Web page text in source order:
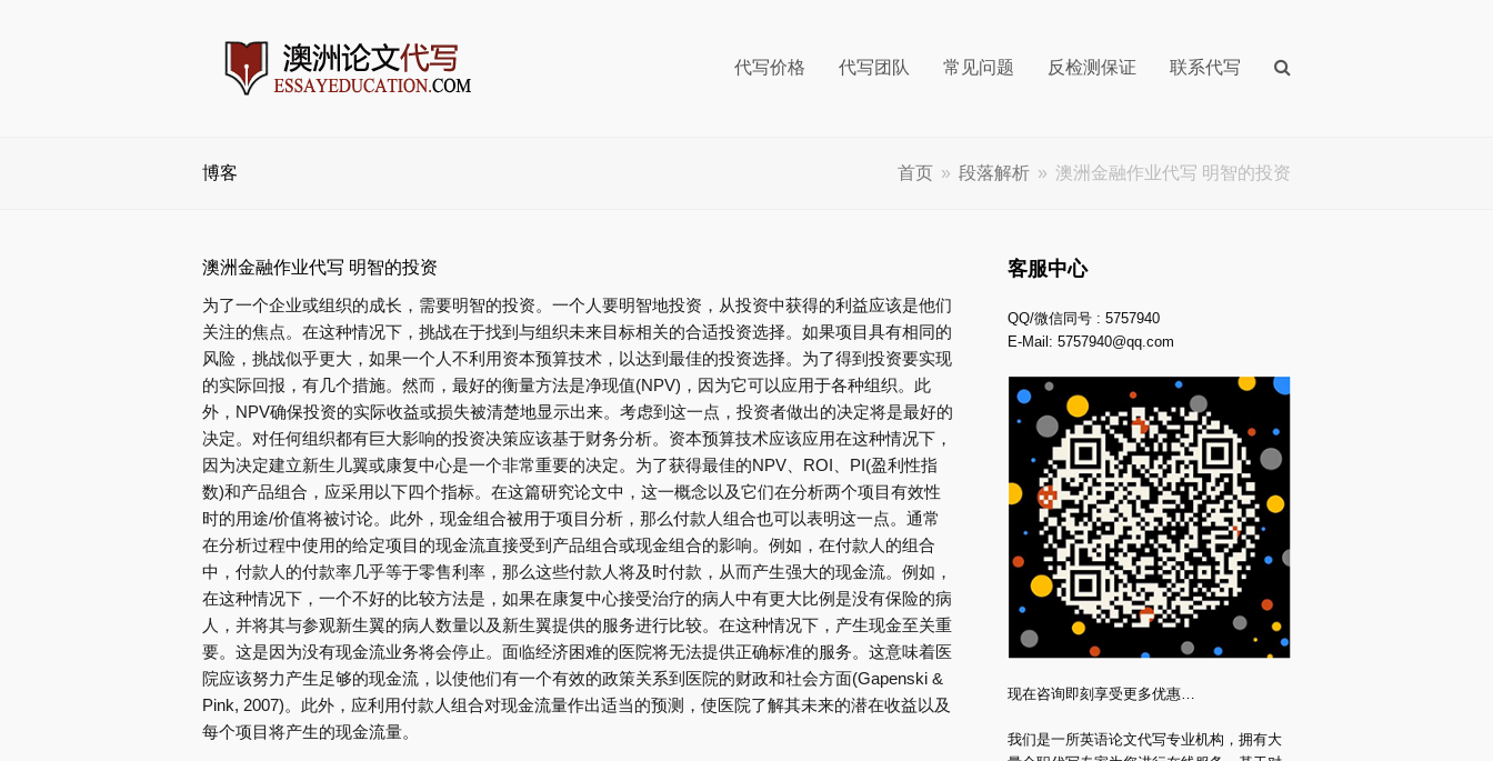
代写价格 代写团队 常见问题 反检测保证 联系代写
博客 首页 » 段落解析 » 澳洲金融作业代写 明智的投资
澳洲金融作业代写 明智的投资
为了一个企业或组织的成长，需要明智的投资。一个人要明智地投资，从投资中获得的利益应该是他们
关注的焦点。在这种情况下，挑战在于找到与组织未来目标相关的合适投资选择。如果项目具有相同的
风险，挑战似乎更大，如果一个人不利用资本预算技术，以达到最佳的投资选择。为了得到投资要实现
的实际回报，有几个措施。然而，最好的衡量方法是净现值(NPV)，因为它可以应用于各种组织。此
外，NPV确保投资的实际收益或损失被清楚地显示出来。考虑到这一点，投资者做出的决定将是最好的
决定。对任何组织都有巨大影响的投资决策应该基于财务分析。资本预算技术应该应用在这种情况下，
因为决定建立新生儿翼或康复中心是一个非常重要的决定。为了获得最佳的NPV、ROI、PI(盈利性指
数)和产品组合，应采用以下四个指标。在这篇研究论文中，这一概念以及它们在分析两个项目有效性
时的用途/价值将被讨论。此外，现金组合被用于项目分析，那么付款人组合也可以表明这一点。通常
在分析过程中使用的给定项目的现金流直接受到产品组合或现金组合的影响。例如，在付款人的组合
中，付款人的付款率几乎等于零售利率，那么这些付款人将及时付款，从而产生强大的现金流。例如，
在这种情况下，一个不好的比较方法是，如果在康复中心接受治疗的病人中有更大比例是没有保险的病
人，并将其与参观新生翼的病人数量以及新生翼提供的服务进行比较。在这种情况下，产生现金至关重
要。这是因为没有现金流业务将会停止。面临经济困难的医院将无法提供正确标准的服务。这意味着医
院应该努力产生足够的现金流，以使他们有一个有效的政策关系到医院的财政和社会方面(Gapenski &
Pink, 2007)。此外，应利用付款人组合对现金流量作出适当的预测，使医院了解其未来的潜在收益以及
每个项目将产生的现金流量。
客服中心
QQ/微信同号 : 5757940
E-Mail:5757940@qq.com
现在咨询即刻享受更多优惠…
我们是一所英语论文代写专业机构，拥有大